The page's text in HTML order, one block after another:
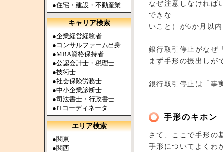
●住宅・建設・不動産業
キャリア検索
●企業経営経験者
● コンサルファーム出身
●MBA資格保持者
●公認会計士・税理士
●技術士
●社会保険労務士
●中小企業診断士
●司法書士・行政書士
●ITコーディネータ
エリア検索
●関東
●関西
なぜ注意しなければ
できな
いこと）が6か月以
銀行取引停止がなぜ
まず手形の振出しが
銀行取引停止は「事
手形のキホン
さて、ここで手形の
手形についてよくわ